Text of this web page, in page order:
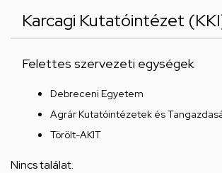
Karcagi Kutatóintézet
Felettes szervezeti egységek
Debreceni Egyetem
Agrár Kutatóintézetek és
Törölt-AKIT
Nincs találat.